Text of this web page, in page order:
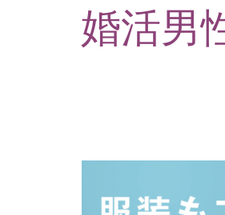
婚活男